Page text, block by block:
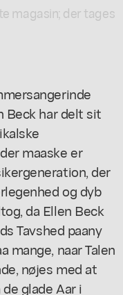
magasin; der tages
Beck har delt sit
maaske er
der
og dyb
da Ellen Beck
Tavshed paany
mange, naar Talen
nøjes med at
glade Aar i